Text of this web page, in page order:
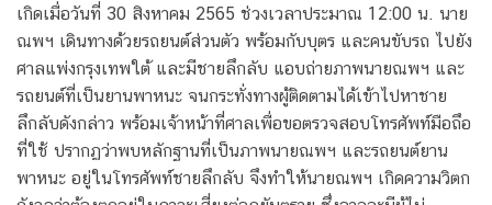
เกิดเมื่อวันที่ 30 สิงหาคม 2565 ช่วงเวลาประมาณ 12:00 น. นาย
ณพฯ เดินทางด้วยรถยนต์ส่วนตัว พร้อมกับบุตร และคนขับรถ ไปยัง
ศาลแพ่งกรุงเทพใต้ และมีชายลึกลับ แอบถ่ายภาพนายณพฯ และ
รถยนต์ที่เป็นยานพาหนะ จนกระทั่งทางผู้ติดตามได้เข้าไปหาชาย
ลึกลับดังกล่าว พร้อมเจ้าหน้าที่ศาลเพื่อขอตรวจสอบโทรศัพท์มือถึอ
ที่ใช้ ปรากฏว่าพบหลักฐานที่เป็นภาพนายณพฯ และรถยนต์ยาน
พาหนะ อยู่ในโทรศัพท์ชายลึกลับ จึงทำให้นายณพฯ เกิดความวิตก